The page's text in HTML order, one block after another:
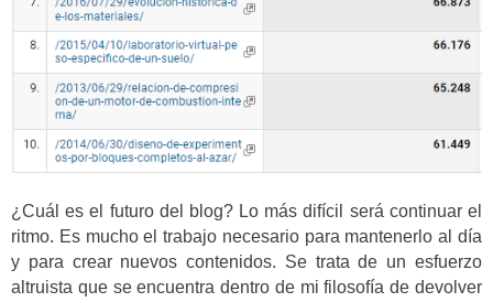
¿Cuál es el futuro del blog? Lo más difícil será continuar el
ritmo. Es mucho el trabajo necesario para mantenerlo al día
y para crear nuevos contenidos. Se trata de un esfuerzo
altruista que se encuentra dentro de mi filosofía de devolver